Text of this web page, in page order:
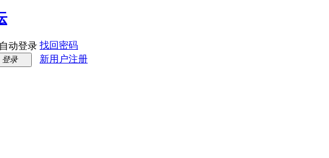
自动登录 找回密码
登录
新用户注册